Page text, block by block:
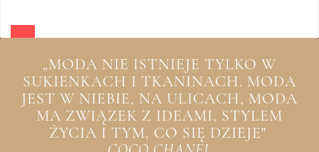
„MODA NIE ISTNIEJE TYLKO W
SUKIENKACH I TKANINACH. MODA
JEST W NIEBIE, NA ULICACH, MODA
MA ZWIĄZEK Z IDEAMI, STYLEM
ŻYCIA I TYM, CO SIĘ DZIEJE"